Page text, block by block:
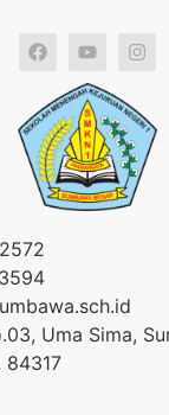
Uma Sima,
84317